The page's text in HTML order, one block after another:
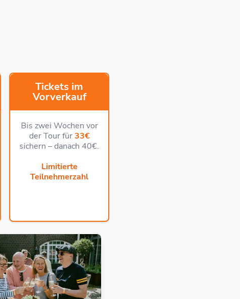
Tickets im
Vorverkauf
Bis zwei Wochen vor
der Tour für33€
sichern – danach 40€.
Limitierte
Teilnehmerzahl